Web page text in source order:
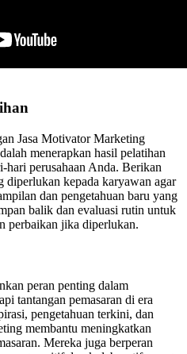
Jasa Motivator Marketing
menerapkan hasil pelatihan
hari perusahaan Anda. Berikan
diperlukan kepada karyawan agar
dan pengetahuan baru yang
balik dan evaluasi rutin untuk
perbaikan jika diperlukan.
peran penting dalam
tantangan pemasaran di era
pengetahuan terkini, dan
membantu meningkatkan
Mereka juga berperan